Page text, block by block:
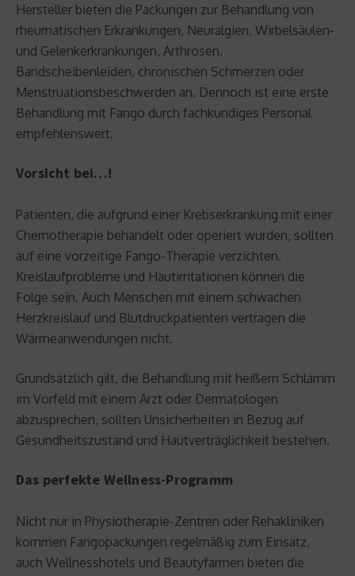
Hersteller bieten die Packungen zur Behandlung von
rheumatischen Erkrankungen, Neuralgien, Wirbelsäulen-
und Gelenkerkrankungen, Arthrosen,
Bandscheibenleiden, chronischen Schmerzen oder
Menstruationsbeschwerden an. Dennoch ist eine erste
Behandlung mit Fango durch fachkundiges Personal
empfehlenswert.
Vorsicht bei…!
Patienten, die aufgrund einer Krebserkrankung mit einer
Chemotherapie behandelt oder operiert wurden, sollten
auf eine vorzeitige Fango-Therapie verzichten.
Kreislaufprobleme und Hautirritationen können die
Folge sein. Auch Menschen mit einem schwachen
Herzkreislauf und Blutdruckpatienten vertragen die
Wärmeanwendungen nicht.
Grundsätzlich gilt, die Behandlung mit heißem Schlamm
im Vorfeld mit einem Arzt oder Dermatologen
abzusprechen, sollten Unsicherheiten in Bezug auf
Gesundheitszustand und Hautverträglichkeit bestehen.
Das perfekte Wellness-Programm
Nicht nur in Physiotherapie-Zentren oder Rehakliniken
kommen Fangopackungen regelmäßig zum Einsatz,
auch Wellnesshotels und Beautyfarmen bieten die